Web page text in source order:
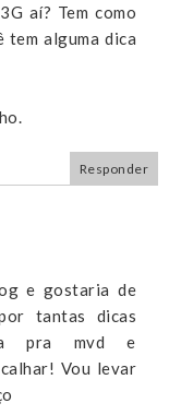
aí? Tem como
tem alguma dica
Responder
e gostaria de
tantas dicas
pra mvd e
Vou levar